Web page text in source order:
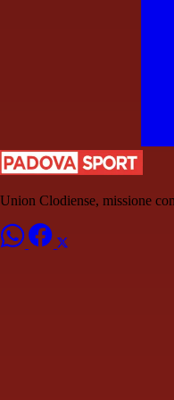
Union Clodiense, missione